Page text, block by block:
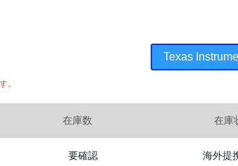
Texas
。
在庫数 在庫
要確認 海外提